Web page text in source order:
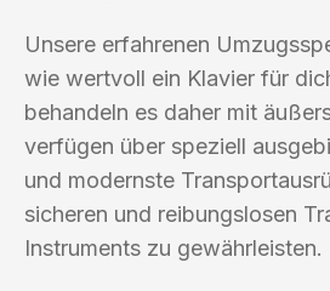
Unsere erfahrenen
wie wertvoll ein Klavier für
behandeln es daher mit
verfügen über speziell
und modernste
sicheren und reibungslosen
Instruments zu gewährleisten.